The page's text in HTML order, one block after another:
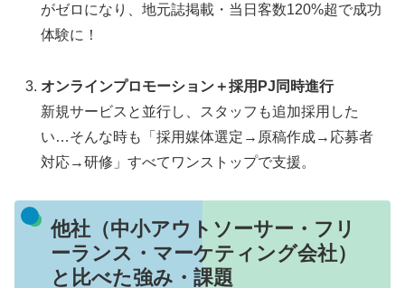
がゼロになり、地元誌掲載・当日客数120%超で成功
体験に！
オンラインプロモーション＋採用PJ同時進行
新規サービスと並行し、スタッフも追加採用した
い…そんな時も「採用媒体選定→原稿作成→応募者
対応→研修」すべてワンストップで支援。
他社（中小アウトソーサー・フリ
ーランス・マーケティング会社）
と比べた強み・課題